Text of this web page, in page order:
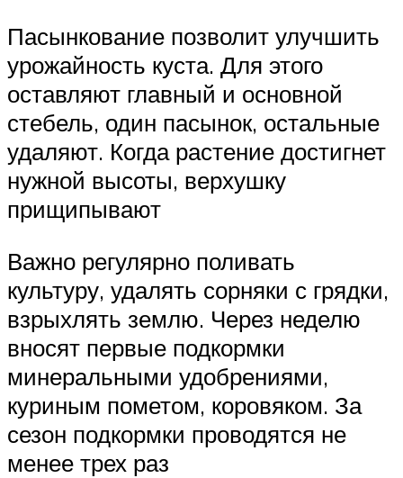
Пасынкование позволит улучшить
урожайность куста. Для этого
оставляют главный и основной
стебель, один пасынок, остальные
удаляют. Когда растение достигнет
нужной высоты, верхушку
прищипывают
Важно регулярно поливать
культуру, удалять сорняки с грядки,
взрыхлять землю. Через неделю
вносят первые подкормки
минеральными удобрениями,
куриным пометом, коровяком. За
сезон подкормки проводятся не
менее трех раз